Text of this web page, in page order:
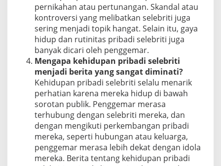
pernikahan atau pertunangan. Skandal atau
kontroversi yang melibatkan selebriti juga
sering menjadi topik hangat. Selain itu, gaya
hidup dan rutinitas pribadi selebriti juga
banyak dicari oleh penggemar.
Mengapa kehidupan pribadi selebriti
menjadi berita yang sangat diminati?
Kehidupan pribadi selebriti selalu menarik
perhatian karena mereka hidup di bawah
sorotan publik. Penggemar merasa
terhubung dengan selebriti mereka, dan
dengan mengikuti perkembangan pribadi
mereka, seperti hubungan atau keluarga,
penggemar merasa lebih dekat dengan idola
mereka. Berita tentang kehidupan pribadi